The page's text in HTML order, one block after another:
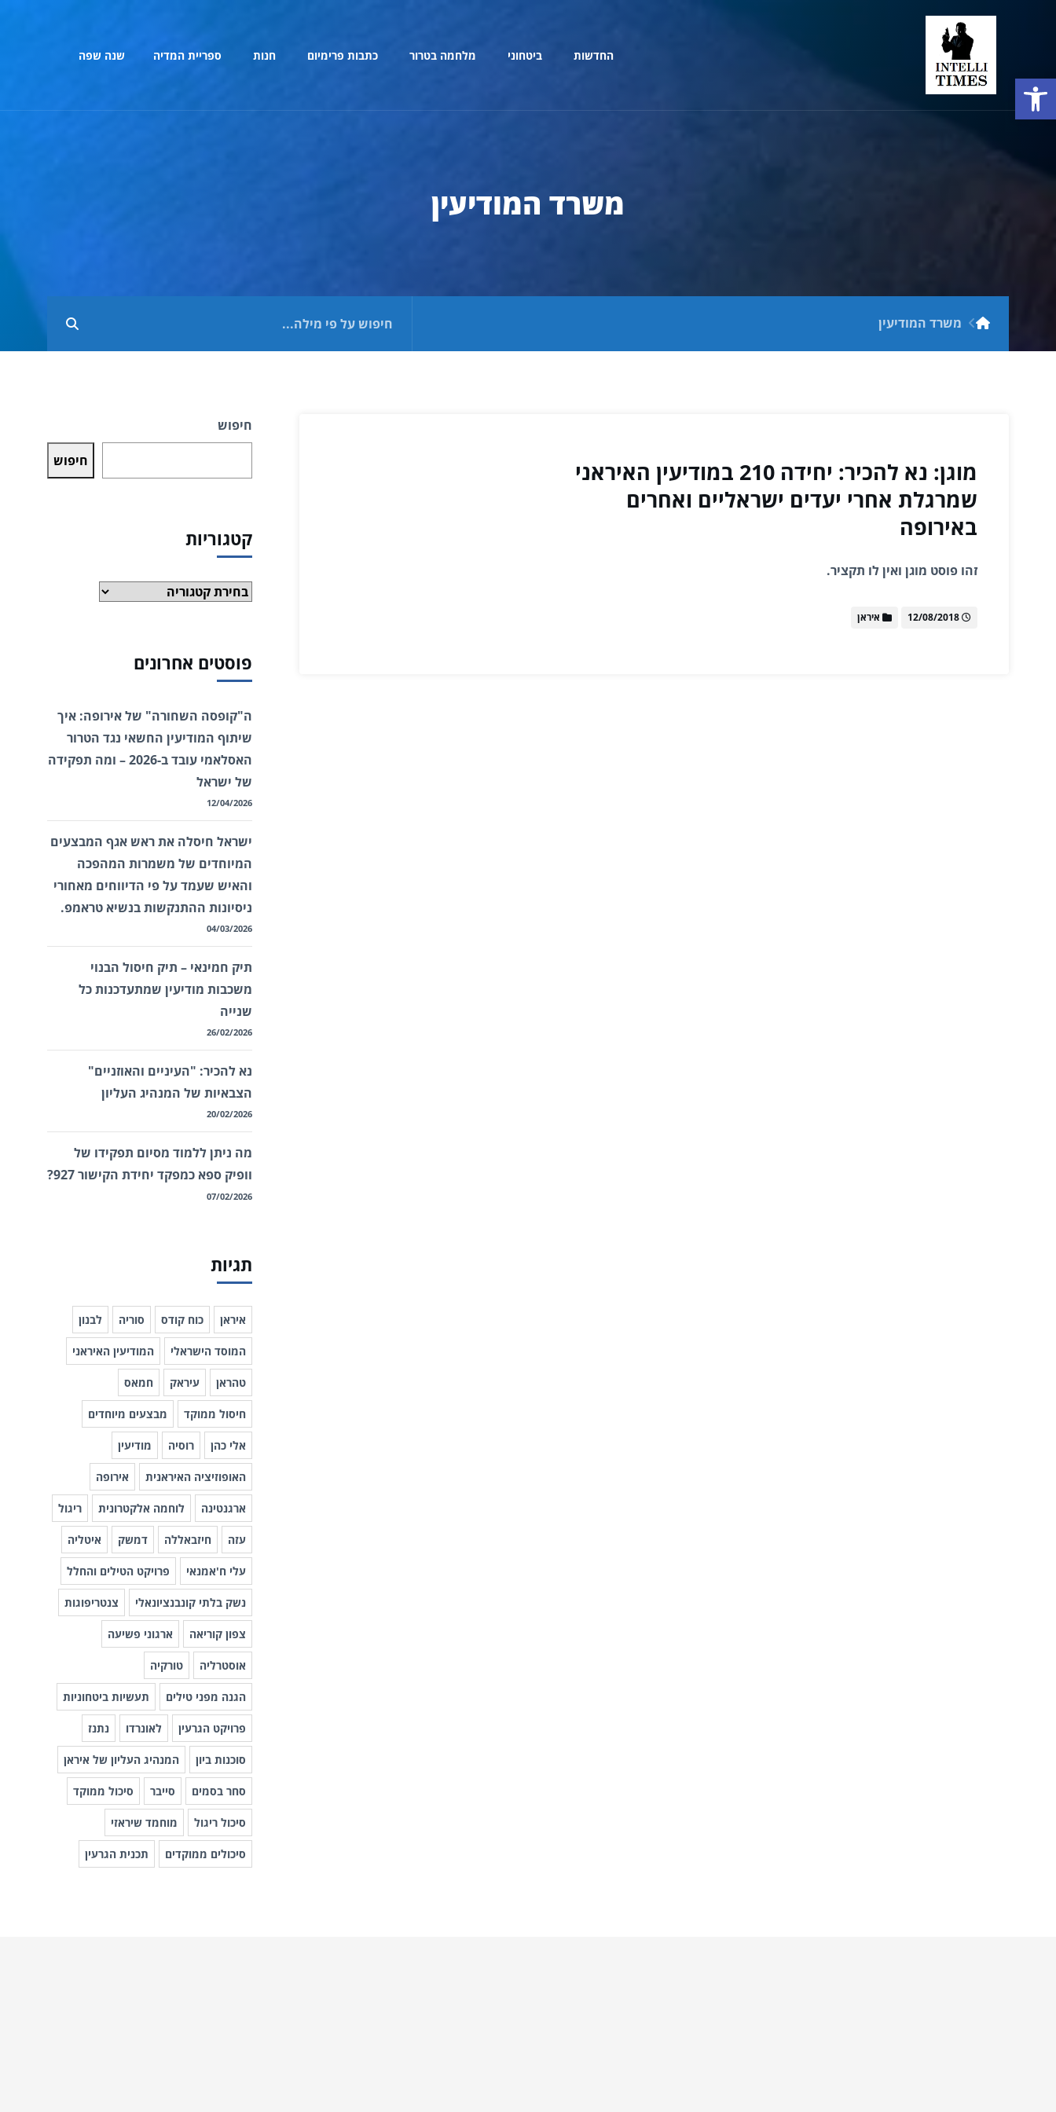
החדשות ביטחוני מלחמה בטרור כתבות פרימיום חנות ספריית המדיה שנה שפה
משרד המודיעין
משרד המודיעין
מוגן: נא להכיר: יחידה 210 במודיעין האיראני
שמרגלת אחרי יעדים ישראליים ואחרים
באירופה
זהו פוסט מוגן ואין לו תקציר.
12/08/2018 איראן
חיפוש
חיפוש
קטגוריות
קטגוריות
פוסטים אחרונים
ה"קופסה השחורה" של אירופה: איך
שיתוף המודיעין החשאי נגד הטרור
האסלאמי עובד ב-2026 – ומה תפקידה
של ישראל
12/04/2026
ישראל חיסלה את ראש אגף המבצעים
המיוחדים של משמרות המהפכה
והאיש שעמד על פי הדיווחים מאחורי
ניסיונות ההתנקשות בנשיא טראמפ.
04/03/2026
תיק חמינאי – תיק חיסול הבנוי
משכבות מודיעין שמתעדכנות כל
שנייה
26/02/2026
נא להכיר: "העיניים והאוזניים"
הצבאיות של המנהיג העליון
20/02/2026
מה ניתן ללמוד מסיום תפקידו של
וופיק ספא כמפקד יחידת הקישור 927?
07/02/2026
תגיות
איראן כוח קודס סוריה לבנון
המוסד הישראלי המודיעין האיראני
טהראן עיראק חמאס
חיסול ממוקד מבצעים מיוחדים
אלי כהן רוסיה מודיעין
האופוזיציה האיראנית אירופה
ארגנטינה לוחמה אלקטרונית ריגול
עזה חיזבאללה דמשק איטליה
עלי ח'אמנאי פרויקט הטילים והחלל
נשק בלתי קונבנציונאלי צנטריפוגות
צפון קוריאה ארגוני פשיעה
אוסטרליה טורקיה
הגנה מפני טילים תעשיות ביטחוניות
פרויקט הגרעין לאונרדו נתנז
סוכנות ביון המנהיג העליון של איראן
סחר בסמים סייבר סיכול ממוקד
סיכול ריגול מוחמד שיראזי
סיכולים ממוקדים תכנית הגרעין
פתח סרגל נגישות